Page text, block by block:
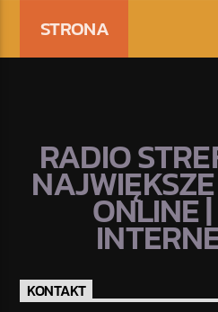
STRONA
RADIO
ONLINE
KONTAKT